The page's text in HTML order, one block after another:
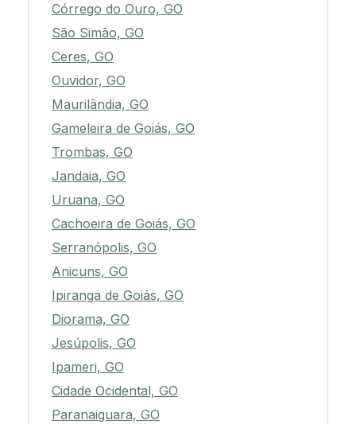
Córrego do Ouro, GO
São Simão, GO
Ceres, GO
Ouvidor, GO
Maurilândia, GO
Gameleira de Goiás, GO
Trombas, GO
Jandaia, GO
Uruana, GO
Cachoeira de Goiás, GO
Serranópolis, GO
Anicuns, GO
Ipiranga de Goiás, GO
Diorama, GO
Jesúpolis, GO
Ipameri, GO
Cidade Ocidental, GO
Paranaiguara, GO